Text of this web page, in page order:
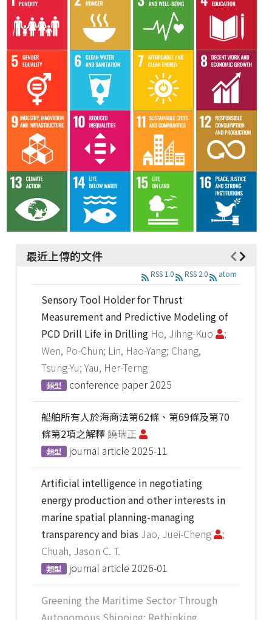
最近上傳的文件
RSS 1.0 RSS 2.0 atom
Sensory Tool Holder for Thrust
Measurement and Predictive Modeling of
PCD Drill Life in Drilling Ho, Jihng-Kuo
;
Wen, Po-Chun; Lin, Hao-Yang; Chang,
Tsung-Yu; Yau, Her-Terng
類型 conference paper2025
船舶所有人於海商法第62條、第69條及第70
條第2項之解釋饒瑞正
類型 journal article 2025-11
Artificial intelligence in negotiating
energy production and other interests in
marine spatial planning-managing
transparency and bias Jao, Juei-Cheng
;
Chuah, Jason C. T.
類型 journal article 2026-01
Greening the Maritime Sector Through
Autonomous Shipping: Rethinking